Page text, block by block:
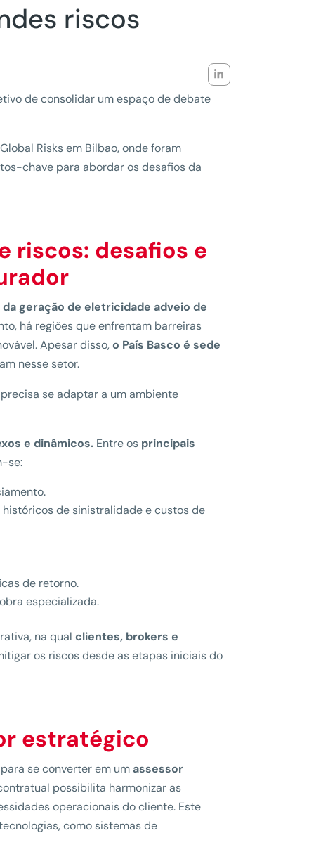
riscos
de consolidar um espaço de debate
Risks em Bilbao, onde foram
chave para abordar os desafios da
riscos: desafios e
da geração de eletricidade adveio de
há regiões que enfrentam barreiras
Apesar disso,o País Basco é sede
nesse setor.
se adaptar a um ambiente
e dinâmicos. Entre os principais
se:
de sinistralidade e custos de
de retorno.
especializada.
na qualclientes, brokers e
os riscos desde as etapas iniciais do
estratégico
se converter em um assessor
possibilita harmonizar as
operacionais do cliente. Este
como sistemas de